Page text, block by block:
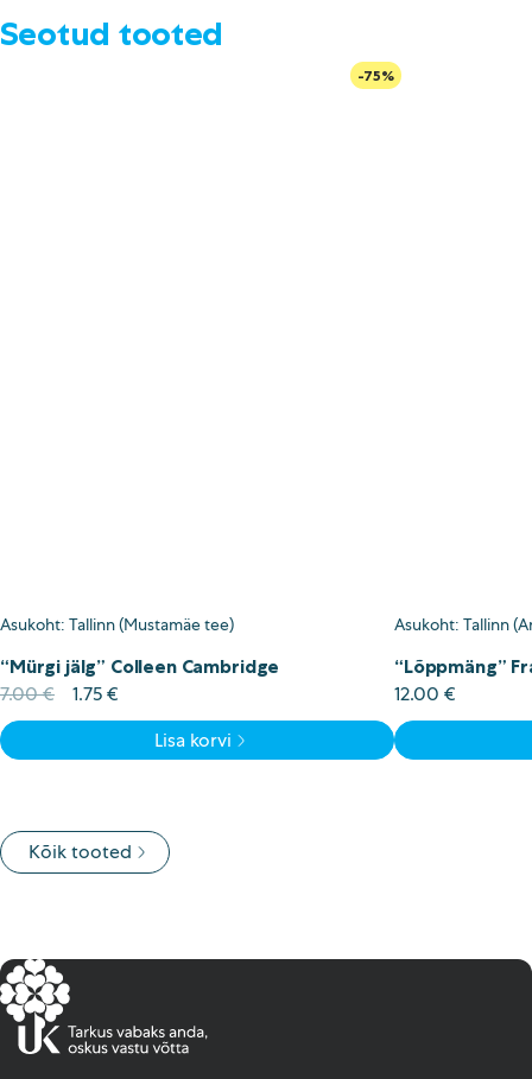
Seotud tooted
-75%
Asukoht: Tallinn (Mustamäe tee)
“Mürgi jälg” Colleen Cambridge
7.00€
Algne
hind
7.00 €.
1.75€
price
1.75 €.
Lisa korvi
Asukoht: Tallinn
“Lõppmäng”
12.00 €
Kõik tooted